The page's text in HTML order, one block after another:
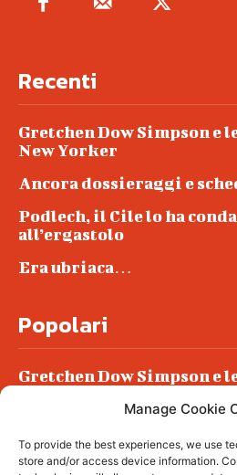
Manage Cookie
To provide the best experiences, we use
store and/or access device information.
Recenti
Gretchen Dow Simpson e
New Yorker
Ancora dossieraggi e
Podlech, il Cile lo ha
all’ergastolo
Era ubriaca…
Popolari
Gretchen Dow Simpson e
Podlech, il Cile lo ha